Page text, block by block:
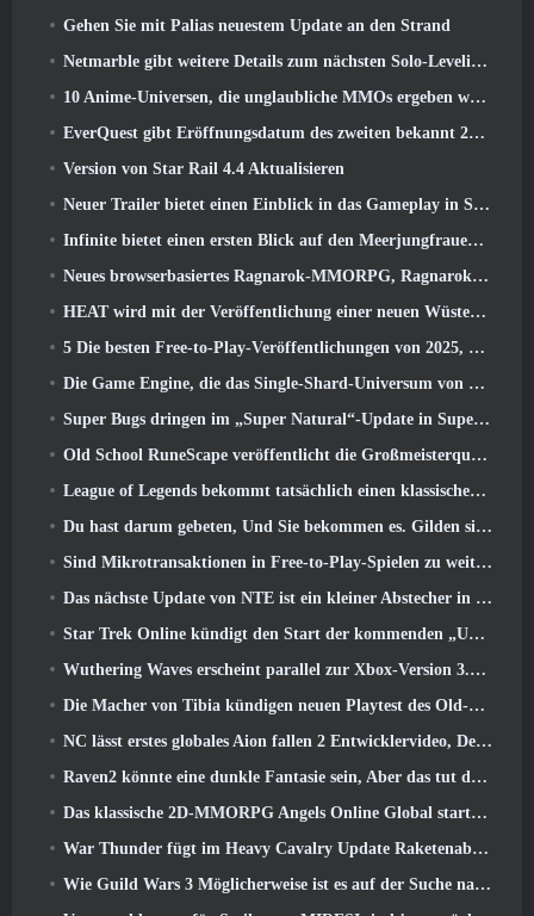
Gehen Sie mit Palias neuestem Update an den Strand
Netmarble gibt weitere Details zum nächsten Solo-Leveling-Spiel bekannt, Solo-Leveling: KARMA auf der Anime Expo
10 Anime-Universen, die unglaubliche MMOs ergeben würden
EverQuest gibt Eröffnungsdatum des zweiten bekannt 2026 Zeitlich begrenzter Erweiterungsserver
Version von Star Rail 4.4 Aktualisieren
Neuer Trailer bietet einen Einblick in das Gameplay in Silver Palace
Infinite bietet einen ersten Blick auf den Meerjungfrauen-ähnlichen Helden, der in SS13 erscheint: Nachlicht
Neues browserbasiertes Ragnarok-MMORPG, Ragnarok-Universum angekündigt
HEAT wird mit der Veröffentlichung einer neuen Wüstenkarte heißer
5 Die besten Free-to-Play-Veröffentlichungen von 2025, Lohnt es sich noch, in ihnen zu spielen? 2026?
Die Game Engine, die das Single-Shard-Universum von Eve Online antreibt, ist jetzt Open Source
Super Bugs dringen im „Super Natural“-Update in Super Animal Royale ein
Old School RuneScape veröffentlicht die Großmeisterquest „The Blood Moon Rises“., Eine 20-jährige Questreihe geht zu Ende
League of Legends bekommt tatsächlich einen klassischen Modus
Du hast darum gebeten, Und Sie bekommen es. Gilden sind jetzt in Eterspire verfügbar
Sind Mikrotransaktionen in Free-to-Play-Spielen zu weit gegangen??
Das nächste Update von NTE ist ein kleiner Abstecher in ein Fantasy-Tabletop-Spiel
Star Trek Online kündigt den Start der kommenden „Undiscovered“-Staffel an
Wuthering Waves erscheint parallel zur Xbox-Version 3.5 Aktualisieren
Die Macher von Tibia kündigen neuen Playtest des Old-School-Zombie-MMORPGs an, Online bestehen bleiben
NC lässt erstes globales Aion fallen 2 Entwicklervideo, Details zum Spiel teilen
Raven2 könnte eine dunkle Fantasie sein, Aber das tut dem Sommerspaß keinen Abbruch
Das klassische 2D-MMORPG Angels Online Global startet heute
War Thunder fügt im Heavy Cavalry Update Raketenabwehrraketen und elektronische Unterstützungsmaßnahmen hinzu
Wie Guild Wars 3 Möglicherweise ist es auf der Suche nach Innovationen im MMO-Bereich